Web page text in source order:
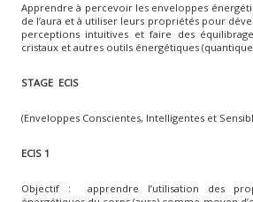
Apprendre à percevoir les enveloppes
de l’aura et à utiliser leurs propriétés pour
perceptions intuitives et faire des
cristaux et autres outils énergétiques
STAGE ECIS
(Enveloppes Conscientes, Intelligentes et
ECIS 1
Objectif : apprendre l’utilisation des